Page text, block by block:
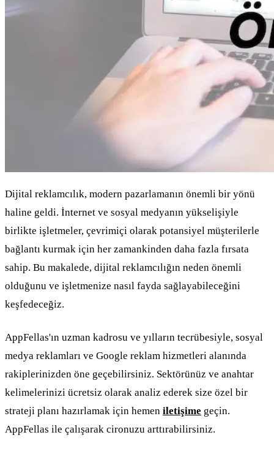
Dijital reklamcılık, modern pazarlamanın önemli bir yönü
haline geldi. İnternet ve sosyal medyanın yükselişiyle
birlikte işletmeler, çevrimiçi olarak potansiyel müşterilerle
bağlantı kurmak için her zamankinden daha fazla fırsata
sahip. Bu makalede, dijital reklamcılığın neden önemli
olduğunu ve işletmenize nasıl fayda sağlayabileceğini
keşfedeceğiz.
AppFellas'ın uzman kadrosu ve yılların tecrübesiyle, sosyal
medya reklamları ve Google reklam hizmetleri alanında
rakiplerinizden öne geçebilirsiniz. Sektörünüz ve anahtar
kelimelerinizi ücretsiz olarak analiz ederek size özel bir
strateji planı hazırlamak için hemen iletişime geçin.
AppFellas ile çalışarak cironuzu arttırabilirsiniz.